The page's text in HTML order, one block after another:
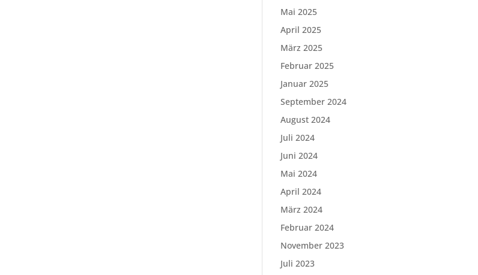
Mai 2025
April 2025
März 2025
Februar 2025
Januar 2025
September 2024
August 2024
Juli 2024
Juni 2024
Mai 2024
April 2024
März 2024
Februar 2024
November 2023
Juli 2023